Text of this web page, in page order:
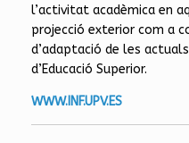
l’activitat acadèmica en
projecció exterior com a
d’adaptació de les
d’Educació Superior.
WWW.INF.UPV.ES